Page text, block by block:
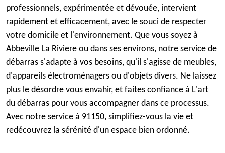
professionnels, expérimentée et dévouée, intervient
rapidement et efficacement, avec le souci de respecter
votre domicile et l'environnement. Que vous soyez à
Abbeville La Riviere ou dans ses environs, notre service de
débarras s'adapte à vos besoins, qu'il s'agisse de meubles,
d'appareils électroménagers ou d'objets divers. Ne laissez
plus le désordre vous envahir, et faites confiance à L'art
du débarras pour vous accompagner dans ce processus.
Avec notre service à 91150, simplifiez-vous la vie et
redécouvrez la sérénité d'un espace bien ordonné.